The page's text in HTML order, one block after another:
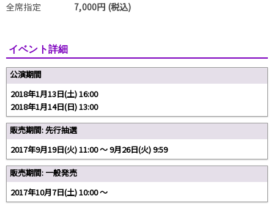
全席指定 7,000円 (税込)
イベント詳細
公演期間
2018年1月13日(土) 16:00
2018年1月14日(日) 13:00
販売期間: 先行抽選
2017年9月19日(火) 11:00 〜 9月26日(火) 9:59
販売期間: 一般発売
2017年10月7日(土) 10:00 〜